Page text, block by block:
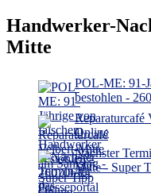
Handwerker-
Mitte
POL-ME: 91-
bestohlen -
Reparaturcafé
Online
Nächster
Mitte - Super